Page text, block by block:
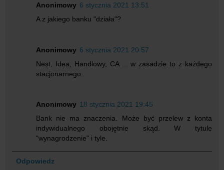
Anonimowy 6 stycznia 2021 13:51
A z jakiego banku "działa"?
Anonimowy 6 stycznia 2021 20:57
Nest, Idea, Handlowy, CA ... w zasadzie to z każdego
stacjonarnego.
Anonimowy 18 stycznia 2021 19:45
Bank nie ma znaczenia. Może być przelew z konta
indywidualnego obojętnie skąd. W tytule
"wynagrodzenie" i tyle.
Odpowiedz